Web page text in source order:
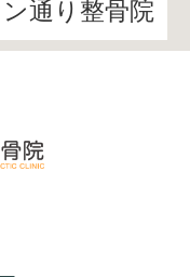
通り整骨院